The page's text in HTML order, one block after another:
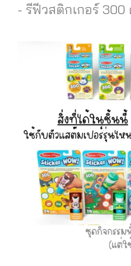
- รีฟีวสติกเกอร์ 300